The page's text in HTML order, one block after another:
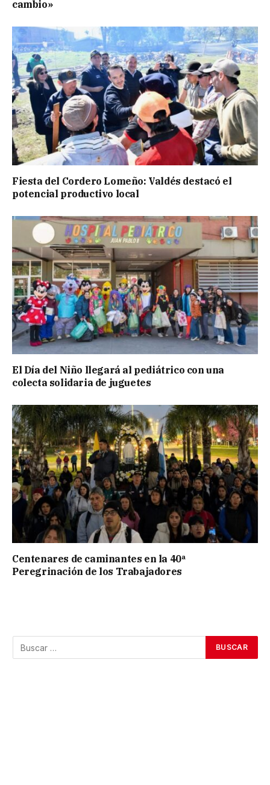
cambio»
Fiesta del Cordero Lomeño: Valdés destacó el
potencial productivo local
El Día del Niño llegará al pediátrico con una
colecta solidaria de juguetes
Centenares de caminantes en la 40ª
Peregrinación de los Trabajadores